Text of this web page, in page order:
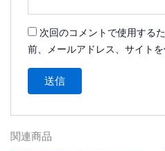
次回のコメントで使用する
前、メールアドレス、サイトを
関連商品